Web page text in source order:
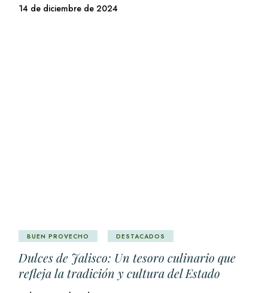
14 de diciembre de 2024
BUEN PROVECHO DESTACADOS
Dulces de Jalisco: Un tesoro culinario que
refleja la tradición y cultura del Estado